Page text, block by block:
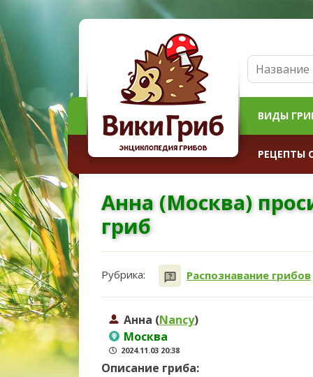
ВИДЫ
РЕЦЕПТЫ
Анна (Москва)
гриб
Рубрика: Распознавание грибов
Анна (Nancy)
Москва
2024.11.03 20:38
Описание гриба: